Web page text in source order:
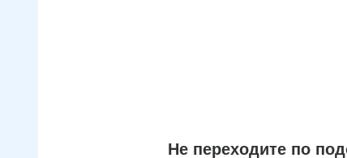
Не переходите по